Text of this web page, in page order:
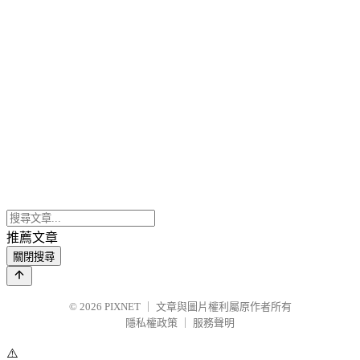
推薦文章
關閉搜尋
© 2026 PIXNET
文章與圖片權利屬原作者所有
隱私權政策
服務聲明
⚠️